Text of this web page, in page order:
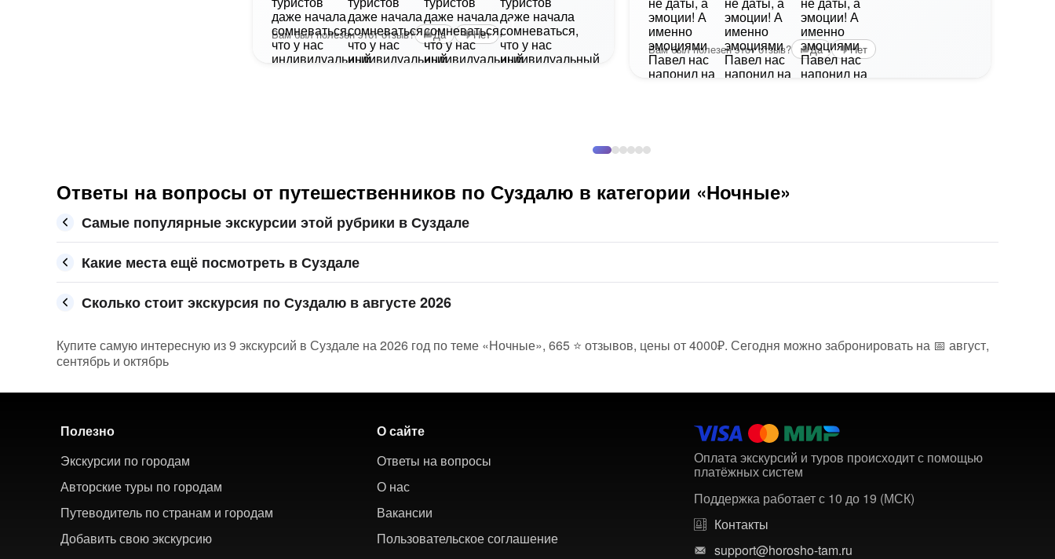
+1
Вам был полезен этот отзыв? Да Нет
Вам был полезен этот отзыв? Да Нет
Ответы на вопросы от путешественников по Суздалю в категории «Ночные»
Самые популярные экскурсии этой рубрики в Суздале
Какие места ещё посмотреть в Суздале
Сколько стоит экскурсия по Суздалю в августе 2026
Купите самую интересную из 9 экскурсий в Суздале на 2026 год по теме «Ночные», 665 ⭐ отзывов, цены от 4000₽. Сегодня можно забронировать на 📅 август,
сентябрь и октябрь
Полезно
Экскурсии по городам
Авторские туры по городам
Путеводитель по странам и городам
Добавить свою экскурсию
О сайте
Ответы на вопросы
О нас
Вакансии
Пользовательское соглашение
Оплата экскурсий и туров происходит с помощью
платёжных систем
Поддержка работает с 10 до 19 (МСК)
Контакты
support@horosho-tam.ru